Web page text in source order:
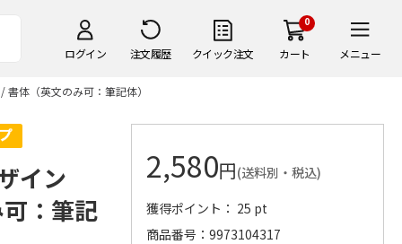
ログイン 注文履歴 クイック注文
0
カート メニュー
体（英文のみ可：筆記体）
イン
：筆記
2,580円(送料別・税込)
獲得ポイント： 25 pt
商品番号
9973104317